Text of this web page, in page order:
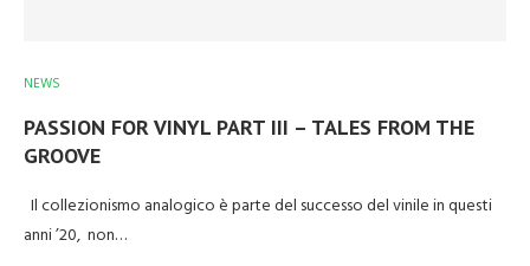
NEWS
PASSION FOR VINYL PART III – TALES FROM THE
GROOVE
Il collezionismo analogico è parte del successo del vinile in questi
anni ’20, non…